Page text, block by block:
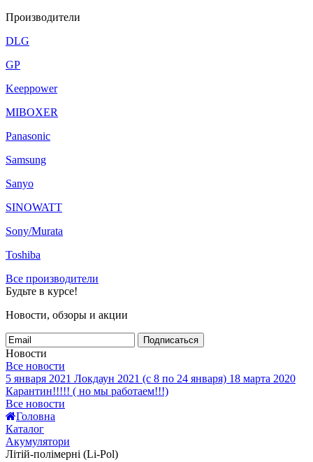
Производители
DLG
GP
Keeppower
MIBOXER
Panasonic
Samsung
Sanyo
SINOWATT
Sony/Murata
Toshiba
Все производители
Будьте в курсе!
Новости, обзоры и акции
Подписаться
Новости
Все новости
5 января 2021 Локдаун 2021 (с 8 по 24 января) 18 марта 2020
Карантин!!!!! ( но мы работаем!!!)
Все новости
Головна
Каталог
Акумулятори
Літій-полімерні (Li-Pol)